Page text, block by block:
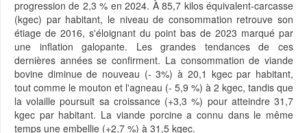
progression de 2,3 % en 2024. À 85,7 kilos équivalent-carcasse
(kgec) par habitant, le niveau de consommation retrouve son
étiage de 2016, s'éloignant du point bas de 2023 marqué par
une inflation galopante. Les grandes tendances de ces
dernières années se confirment. La consommation de viande
bovine diminue de nouveau (- 3%) à 20,1 kgec par habitant,
tout comme le mouton et l'agneau (- 5,9 %) à 2 kgec, tandis que
la volaille poursuit sa croissance (+3,3 %) pour atteindre 31,7
kgec par habitant. La viande porcine a connu dans le même
temps une embellie (+2,7 %) à 31,5 kgec.